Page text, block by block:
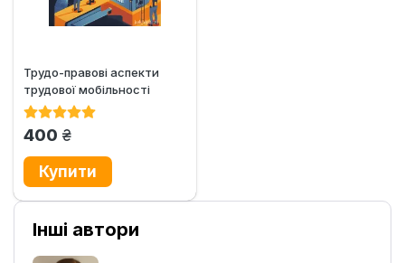
Трудо-правові аспекти
трудової мобільності
працівників: виклики та...
400 грн.
Інші автори